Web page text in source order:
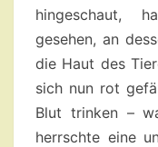
hingeschaut,
gesehen, an
die Haut des
sich nun rot
Blut trinken –
herrschte eine